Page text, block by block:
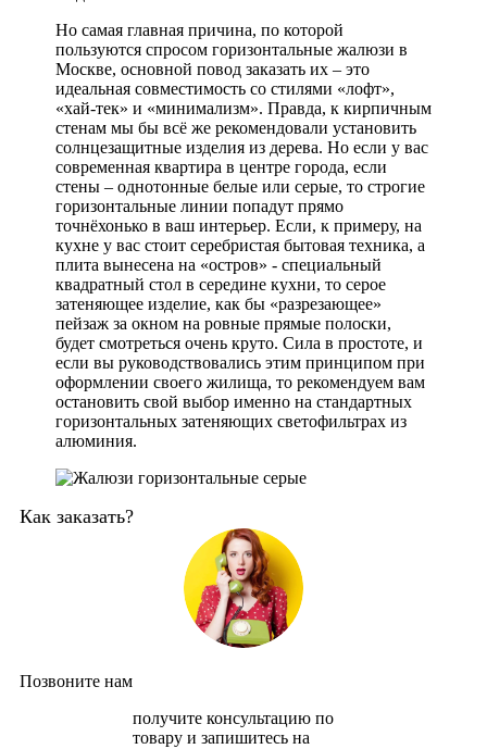
Но самая главная причина, по которой
пользуются спросом горизонтальные жалюзи в
Москве, основной повод заказать их – это
идеальная совместимость со стилями «лофт»,
«хай-тек» и «минимализм». Правда, к кирпичным
стенам мы бы всё же рекомендовали установить
солнцезащитные изделия из дерева. Но если у вас
современная квартира в центре города, если
стены – однотонные белые или серые, то строгие
горизонтальные линии попадут прямо
точнёхонько в ваш интерьер. Если, к примеру, на
кухне у вас стоит серебристая бытовая техника, а
плита вынесена на «остров» - специальный
квадратный стол в середине кухни, то серое
затеняющее изделие, как бы «разрезающее»
пейзаж за окном на ровные прямые полоски,
будет смотреться очень круто. Сила в простоте, и
если вы руководствовались этим принципом при
оформлении своего жилища, то рекомендуем вам
остановить свой выбор именно на стандартных
горизонтальных затеняющих светофильтрах из
алюминия.
Как заказать?
Позвоните нам
получите консультацию по
товару и запишитесь на